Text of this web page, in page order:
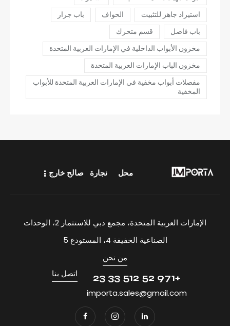
استيراد جاهز للتثبيت
الحواف
باب جرار
باب فاصل
قسم متحرك
مخزون الأبواب الداخلية في الإمارات العربية المتحدة
مخزون الباب الإمارات العربية المتحدة
مفصلات أبواب مخفية في الإمارات العربية المتحدة للأبواب
المخفية
محل نجارة صالح خارج
الإمارات العربية المتحدة، مجمع دبي للاستثمار 2، الوحدات
الصناعية الخفيفة 4، المستودع 5
من نحن
+971 52 512 33 23
importa.sales@gmail.com
اتصل بنا